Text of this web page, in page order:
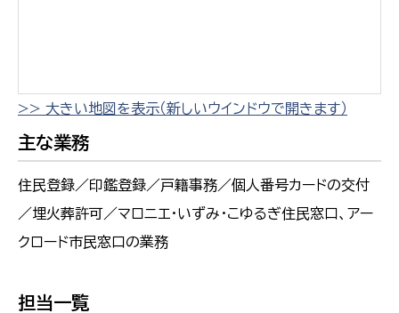
>> 大きい地図を表示（新しいウインドウで開きます）
主な業務
住民登録／印鑑登録／戸籍事務／個人番号カードの交付
／埋火葬許可／マロニエ・いずみ・こゆるぎ住民窓口、アー
クロード市民窓口の業務
担当一覧